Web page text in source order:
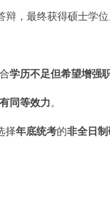
，最终获得硕士学位
学历不足但希望增强
同等效力。
择年底统考的非全日